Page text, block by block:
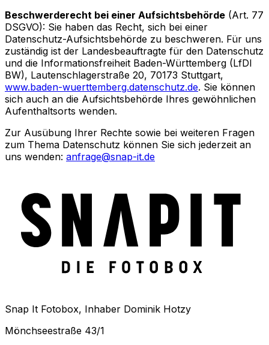
Beschwerderecht bei einer Aufsichtsbehörde (Art. 77
DSGVO): Sie haben das Recht, sich bei einer
Datenschutz-Aufsichtsbehörde zu beschweren. Für uns
zuständig ist der Landesbeauftragte für den Datenschutz
und die Informationsfreiheit Baden-Württemberg (LfDI
BW), Lautenschlagerstraße 20, 70173 Stuttgart,
www.baden-wuerttemberg.datenschutz.de. Sie können
sich auch an die Aufsichtsbehörde Ihres gewöhnlichen
Aufenthaltsorts wenden.
Zur Ausübung Ihrer Rechte sowie bei weiteren Fragen
zum Thema Datenschutz können Sie sich jederzeit an
uns wenden: anfrage@snap-it.de
Snap It Fotobox, Inhaber Dominik Hotzy
Mönchseestraße 43/1